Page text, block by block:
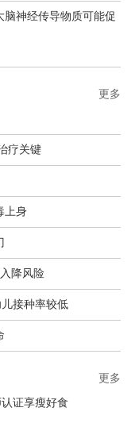
脑神经传导物质可能促
疗关键
上身
降风险
接种率较低
更多
证享瘦好食
更多